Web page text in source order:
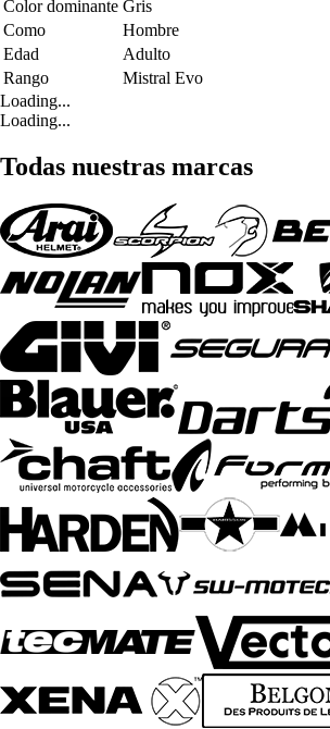
Color dominante Gris
Como
Hombre
Edad
Adulto
Rango
Mistral Evo
Loading...
Loading...
Todas nuestras marcas